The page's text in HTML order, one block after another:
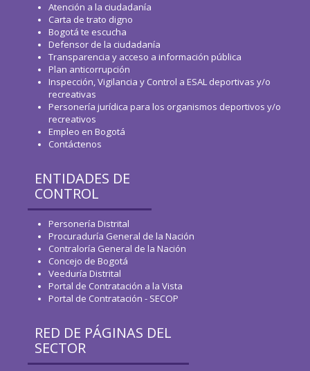
Atención a la ciudadanía
Carta de trato digno
Bogotá te escucha
Defensor de la ciudadanía
Transparencia y acceso a información pública
Plan anticorrupción
Inspección, Vigilancia y Control a ESAL deportivas y/o
recreativas
Personería jurídica para los organismos deportivos y/o
recreativos
Empleo en Bogotá
Contáctenos
ENTIDADES DE
CONTROL
Personería Distrital
Procuraduría General de la Nación
Contraloría General de la Nación
Concejo de Bogotá
Veeduría Distrital
Portal de Contratación a la Vista
Portal de Contratación - SECOP
RED DE PÁGINAS DEL
SECTOR